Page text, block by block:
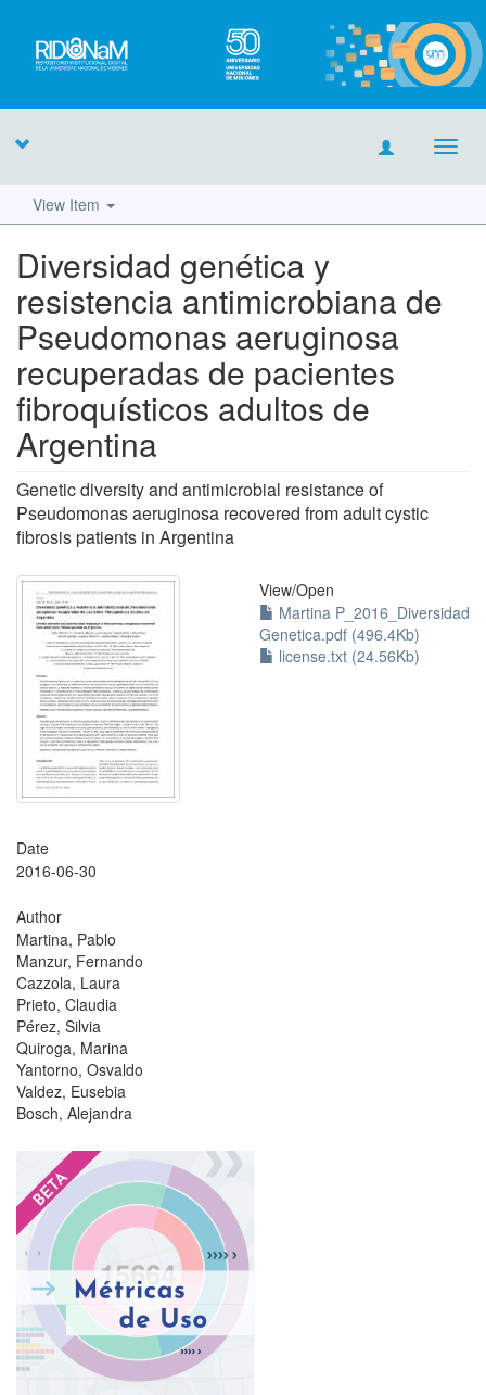
View Item
Diversidad genética y
resistencia antimicrobiana de
Pseudomonas aeruginosa
recuperadas de pacientes
fibroquísticos adultos de
Argentina
Genetic diversity and antimicrobial resistance of
Pseudomonas aeruginosa recovered from adult cystic
fibrosis patients in Argentina
View/Open
Martina P_2016_Diversidad
Genetica.pdf (496.4Kb)
license.txt (24.56Kb)
Date
2016-06-30
Author
Martina, Pablo
Manzur, Fernando
Cazzola, Laura
Prieto, Claudia
Pérez, Silvia
Quiroga, Marina
Yantorno, Osvaldo
Valdez, Eusebia
Bosch, Alejandra
?